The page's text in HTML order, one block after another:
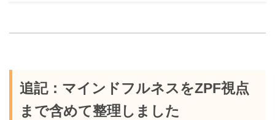
追記：マインドフルネスをZPF視点
まで含めて整理しました